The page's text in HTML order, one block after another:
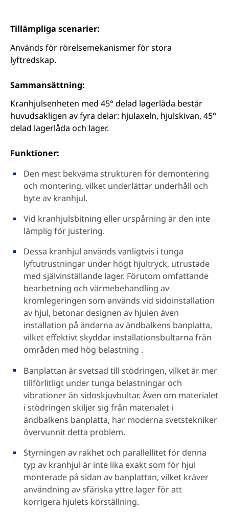
Tillämpliga scenarier:
Används för rörelsemekanismer för stora
lyftredskap.
Sammansättning:
Kranhjulsenheten med 45° delad lagerlåda består
huvudsakligen av fyra delar: hjulaxeln, hjulskivan, 45°
delad lagerlåda och lager.
Funktioner:
Den mest bekväma strukturen för demontering
och montering, vilket underlättar underhåll och
byte av kranhjul.
Vid kranhjulsbitning eller urspårning är den inte
lämplig för justering.
Dessa kranhjul används vanligtvis i tunga
lyftutrustningar under högt hjultryck, utrustade
med självinställande lager. Förutom omfattande
bearbetning och värmebehandling av
kromlegeringen som används vid sidoinstallation
av hjul, betonar designen av hjulen även
installation på ändarna av ändbalkens banplatta,
vilket effektivt skyddar installationsbultarna från
områden med hög belastning .
Banplattan är svetsad till stödringen, vilket är mer
tillförlitligt under tunga belastningar och
vibrationer än sidoskjuvbultar. Även om materialet
i stödringen skiljer sig från materialet i
ändbalkens banplatta, har moderna svetstekniker
övervunnit detta problem.
Styrningen av rakhet och parallellitet för denna
typ av kranhjul är inte lika exakt som för hjul
monterade på sidan av banplattan, vilket kräver
användning av sfäriska yttre lager för att
korrigera hjulets körställning.